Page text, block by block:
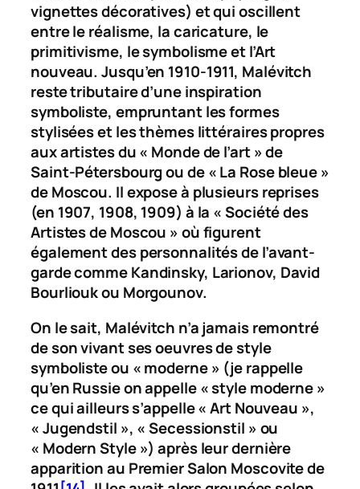
vignettes décoratives) et qui oscillent
entre le réalisme, la caricature, le
primitivisme, le symbolisme et l’Art
nouveau. Jusqu’en 1910-1911, Malévitch
reste tributaire d’une inspiration
symboliste, empruntant les formes
stylisées et les thèmes littéraires propres
aux artistes du « Monde de l’art » de
Saint-Pétersbourg ou de « La Rose bleue »
de Moscou. Il expose à plusieurs reprises
(en 1907, 1908, 1909) à la « Société des
Artistes de Moscou » où figurent
également des personnalités de l’avant-
garde comme Kandinsky, Larionov, David
Bourliouk ou Morgounov.
On le sait, Malévitch n’a jamais remontré
de son vivant ses oeuvres de style
symboliste ou « moderne » (je rappelle
qu’en Russie on appelle « style moderne »
ce qui ailleurs s’appelle « Art Nouveau »,
« Jugendstil », « Secessionstil » ou
« Modern Style ») après leur dernière
apparition au Premier Salon Moscovite de